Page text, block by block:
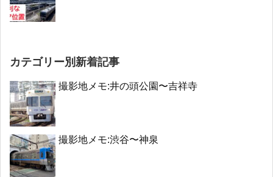
カテゴリー別新着記事
撮影地メモ:井の頭公園〜吉祥寺
撮影地メモ:渋谷〜神泉